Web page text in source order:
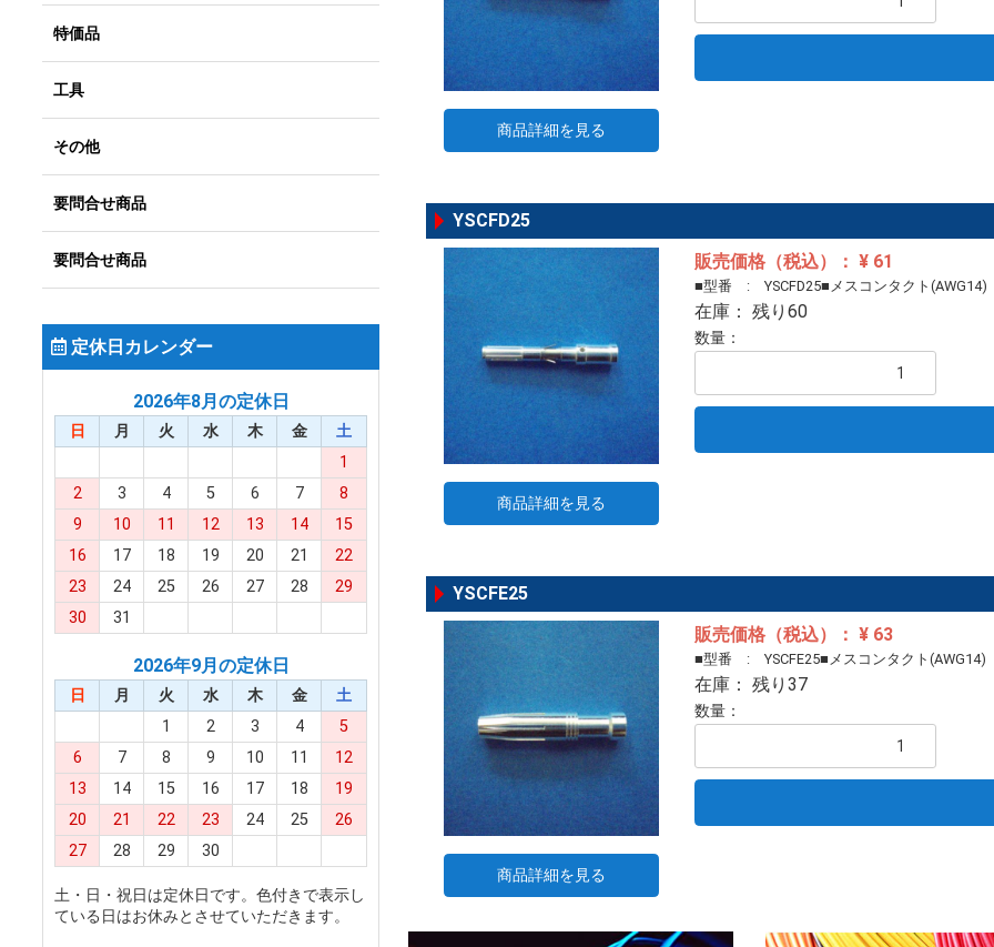
特価品
工具
その他
要問合せ商品
要問合せ商品
定休日カレンダー
2026年8月の定休日
日 月 火 水 木 金
土
1
2
3 4 5 6 7
8
9
10 11 12 13 14
15
16
17 18 19 20 21
22
23
24 25 26 27 28
29
30
31
2026年9月の定休日
日 月 火 水 木 金
土
1
2 3 4
5
6
7 8 9 10 11
12
13
14 15 16 17 18
19
20
21 22 23 24 25
26
27
28 29 30
土・日・祝日は定休日です。色付きで表示し
ている日はお休みとさせていただきます。
商品詳細を見る
YSCFD25
商品詳細を見る
販売価格（税込）： ¥ 61
■型番 : YSCFD25■メスコンタクト(AWG14)
在庫： 残り60
数量：
YSCFE25
商品詳細を見る
販売価格（税込）： ¥ 63
■型番 : YSCFE25■メスコンタクト(AWG14)
在庫： 残り37
数量：